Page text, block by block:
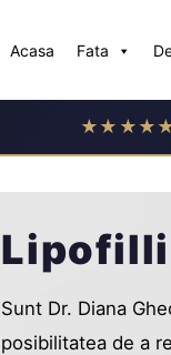
Acasa Fata
Sunt Dr. Diana
posibilitatea de a